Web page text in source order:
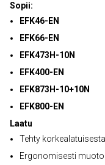
Sopii:
EFK46-EN
EFK66-EN
EFK473H-10N
EFK400-EN
EFK873H-10+10N
EFK800-EN
Laatu
Tehty
Ergonomisesti